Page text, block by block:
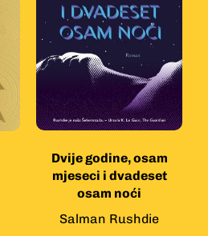
Dvije godine, osam
mjeseci i dvadeset
osam noći
Salman Rushdie